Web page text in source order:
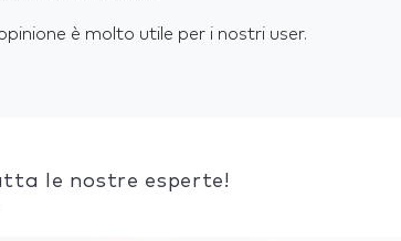
è molto utile per i nostri user.
le nostre esperte!